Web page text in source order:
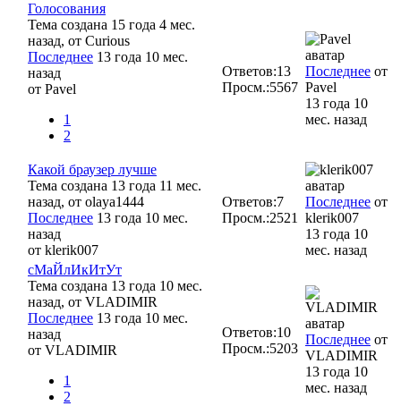
Голосования
Тема создана 15 года 4 мес.
назад, от Curious
Последнее 13 года 10 мес.
назад
от Pavel
1
2
Ответов:13
Просм.:5567
Последнее от
Pavel
13 года 10
мес. назад
Какой браузер лучше
Тема создана 13 года 11 мес.
назад, от olaya1444
Последнее 13 года 10 мес.
назад
от klerik007
Ответов:7
Просм.:2521
Последнее от
klerik007
13 года 10
мес. назад
сМаЙлИкИтУт
Тема создана 13 года 10 мес.
назад, от VLADIMIR
Последнее 13 года 10 мес.
назад
от VLADIMIR
1
2
Ответов:10
Просм.:5203
Последнее от
VLADIMIR
13 года 10
мес. назад